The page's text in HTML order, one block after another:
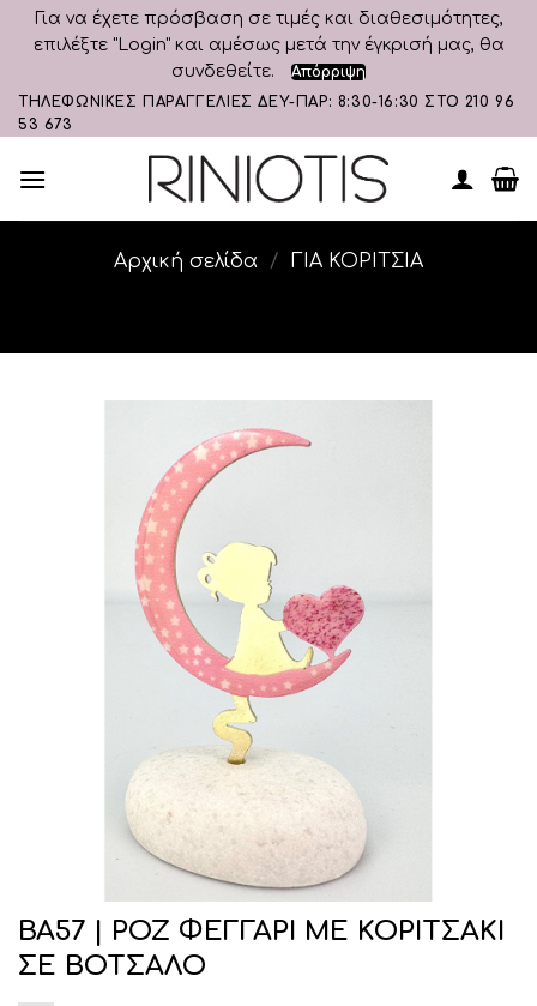
Για να έχετε πρόσβαση σε τιμές και διαθεσιμότητες,
επιλέξτε "Login" και αμέσως μετά την έγκρισή μας, θα
συνδεθείτε.
Απόρριψη
Skip
to
ΤΗΛΕΦΩΝΙΚΕΣ ΠΑΡΑΓΓΕΛΙΕΣ ΔΕΥ-ΠΑΡ: 8:30-16:30 ΣΤΟ 210 96
53 673
Αρχική σελίδα / ΓΙΑ ΚΟΡΙΤΣΙΑ
ΒΑ57 | ΡΟΖ ΦΕΓΓΑΡΙ ΜΕ ΚΟΡΙΤΣΑΚΙ
ΣΕ ΒΟΤΣΑΛΟ